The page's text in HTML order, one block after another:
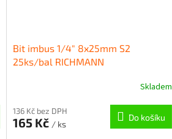
Bit imbus 1/4" 8x25mm S2
25ks/bal RICHMANN
Skladem
136 Kč bez DPH
165 Kč / ks
Do košíku